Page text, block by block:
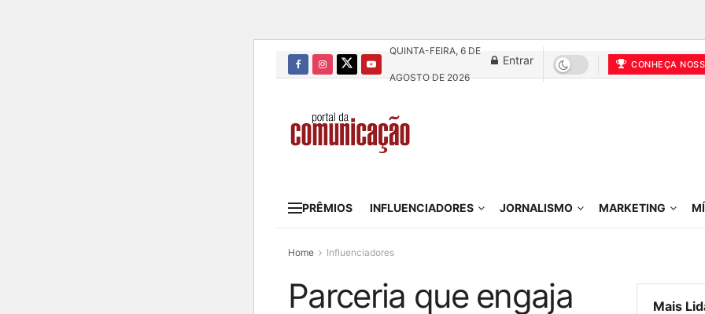
QUINTA-FEIRA, 6 DE
AGOSTO DE 2026
Entrar CONHEÇA
PRÊMIOS INFLUENCIADORES JORNALISMO MARKETING
Home Influenciadores
Parceria que engaja Mais